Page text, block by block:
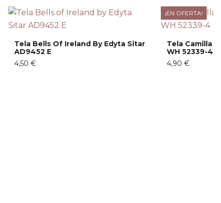
Tela Bells Of Ireland By Edyta Sitar
AD9452 E
4,50 €
¡EN OFERTA!
Tela Camilla
WH 52339-4
4,90 €